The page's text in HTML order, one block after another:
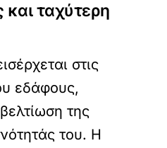
και ταχύτερη
στις
εδάφους,
της
του. Η